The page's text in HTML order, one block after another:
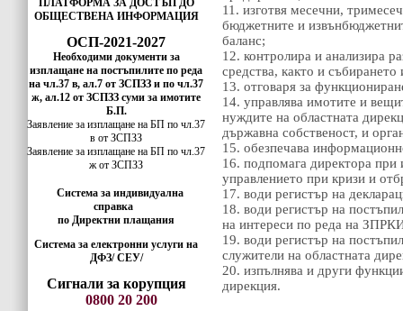
ПЛАТФОРМА ЗА ДОСТЪП ДО
ОБЩЕСТВЕНА ИНФОРМАЦИЯ
ОСП-2021-2027
Необходими документи за
изплащане на постъпилите по реда
на чл.37 в, ал.7 от ЗСПЗЗ и по чл.37
ж, ал.12 от ЗСПЗЗ суми за имотите
Б.П.
Заявление за изплащане на БП по чл.37
в от ЗСПЗЗ
Заявление за изплащане на БП по чл.37
ж от ЗСПЗЗ
Система за индивидуална
справка
по Директни плащания
Система за електронни услуги на
ДФЗ/ СЕУ/
Сигнали за корупция
0800 20 200
11. изготвя месечни,
бюджетните и
баланс;
12. контролира и анализира
средства, както и
13. отговаря за
14. управлява имотите и
нуждите на областната
държавна собственост, и
15. обезпечава
16. подпомага директора
управлението при кризи и
17. води регистър на
18. води регистър на
на интереси по реда на
19. води регистър на
служители на областната
20. изпълнява и други
дирекция.